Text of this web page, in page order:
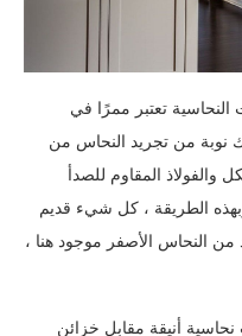
النحاسية تعتبر ممرًا في
نوبة من تجريد النحاس من
والفولاذ المقاوم للصدأ
وبهذه الطريقة ، كل شيء قديم
النحاس الأصفر موجود هنا ،
أنيقة مقابل خزائن